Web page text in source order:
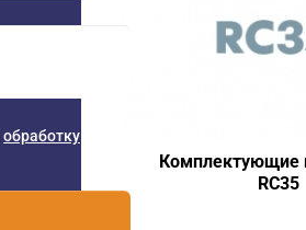
обработку
Комплектующие
RC35